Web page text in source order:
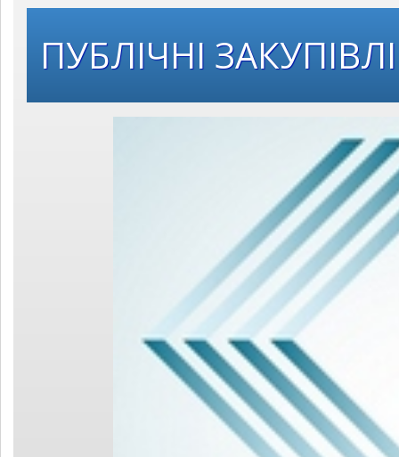
ПУБЛІЧНІ ЗАКУПІВЛІ